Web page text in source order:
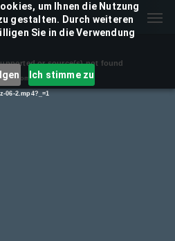
um Ihnen die Nutzung
gestalten. Durch weiteren
Sie in die Verwendung
Ich stimme zu
or source(s) not found
wp-
06-2.mp4?_=1